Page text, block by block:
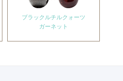
ブラックルチルクォーツ
ガーネット